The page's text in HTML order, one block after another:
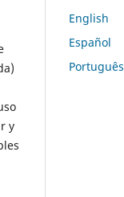
y
English
Español
Português